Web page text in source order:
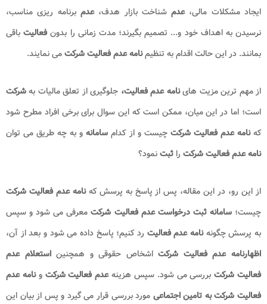
سوالات متداول
شرکت ها پس از تاسیس و بهثبترسیدن ممکن است بنا به دلایلی مانند
ایجاد مشکلات مالی، عدمشناخت بازار هدف،عدمبرنامه ریزی مناسب،
نرسیدن به اهداف خود و... تصمیم بگیرند؛ مدت زمانی را بدونفعالیت باقی
بمانند. در این حالت اقدام به تنظیمنامه عدم فعالیت شرکت
از مهم ترین مزیت های نامه عدم فعالیت،جلوگیری از تعلق مالیات به شرکت
است؛ اما در این میان، ممکن است که این سوال برای برخی افراد مطرح شود
کهنامه عدم فعالیت شرکتچیست و از کدامسامانهو به چه طریق می توان
نامهعدم فعالیت شرکت راثبت نمود؟
از این رو، در این مقاله، پس از پاسخ به پرسش کهنامه عدم فعالیت شرکت